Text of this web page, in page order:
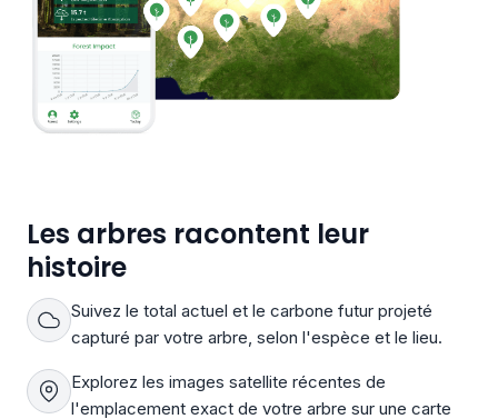
Les arbres racontent leur
histoire
Suivez le total actuel et le carbone futur projeté
capturé par votre arbre, selon l'espèce et le lieu.
Explorez les images satellite récentes de
l'emplacement exact de votre arbre sur une carte